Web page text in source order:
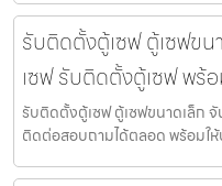
รับติดตั้งตู้เซฟ ตู้เซฟข
เซฟ รับติดตั้งตู้เซฟ พร้
รับติดตั้งตู้เซฟ ตู้เซฟขนาดเล็ก
ติดต่อสอบถามได้ตลอด พร้อมให้